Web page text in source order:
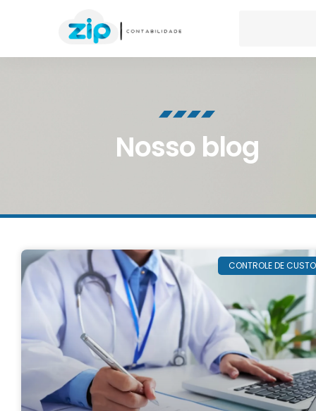
Nosso blog
CONTROLE DE